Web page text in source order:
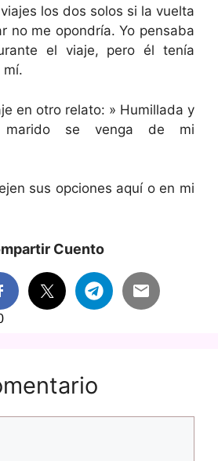
los dos solos si la vuelta
no me opondría. Yo pensaba
el viaje, pero él tenía
mí.
en otro relato: » Humillada y
marido se venga de mi
sus opciones aquí o en mi
Cuento